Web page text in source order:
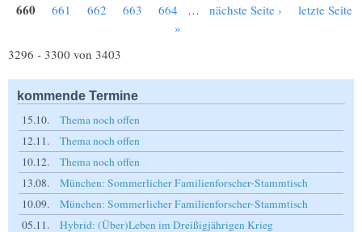
660 661 662 663 664 … nächste Seite ›
letzte Seite
»
3296 - 3300 von 3403
kommende Termine
15.10.
Thema noch offen
12.11.
Thema noch offen
10.12.
Thema noch offen
13.08.
München: Sommerlicher Familienforscher-Stammtisch
10.09.
München: Sommerlicher Familienforscher-Stammtisch
05.11.
Hybrid: (Über)Leben im Dreißigjährigen Krieg